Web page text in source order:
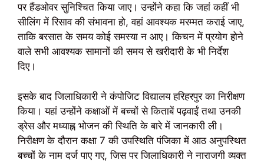
पर हैंडओवर सुनिश्चित किया जाए। उन्होंने कहा कि जहां कहीं भी
सीलिंग में रिसाव की संभावना हो, वहां आवश्यक मरम्मत कराई जाए,
ताकि बरसात के समय कोई समस्या न आए। किचन में प्रयोग होने
वाले सभी आवश्यक सामानों की समय से खरीदारी के भी निर्देश
दिए।
इसके बाद जिलाधिकारी ने कंपोजिट विद्यालय हरिहरपुर का निरीक्षण
किया। यहां उन्होंने कक्षाओं में बच्चों से किताबें पढ़वाईं तथा उनकी
ड्रेस और मध्याह्न भोजन की स्थिति के बारे में जानकारी ली।
निरीक्षण के दौरान कक्षा 7 की उपस्थिति पंजिका में आठ अनुपस्थित
बच्चों के नाम दर्ज पाए गए, जिस पर जिलाधिकारी ने नाराजगी व्यक्त